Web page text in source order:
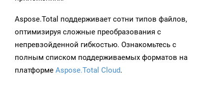
Aspose.Total поддерживает сотни типов файлов,
оптимизируя сложные преобразования с
непревзойденной гибкостью. Ознакомьтесь с
полным списком поддерживаемых форматов на
платформе Aspose.Total Cloud.